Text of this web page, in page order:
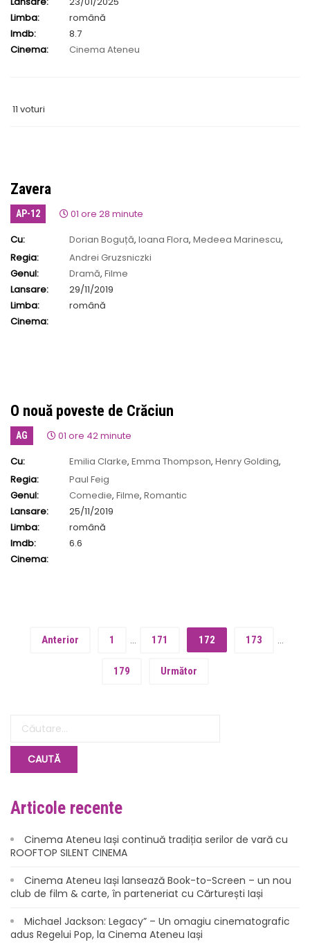
Limba:
română
Imdb:
8.7
Cinema:
Cinema Ateneu
11 voturi
Zavera
AP-12
01 ore 28 minute
Cu:
Dorian Boguță, Ioana Flora, Medeea Marinescu,
Șerban Pavlu
Regia:
Andrei Gruzsniczki
Genul:
Dramă, Filme
Lansare:
29/11/2019
Limba:
română
Cinema:
O nouă poveste de Crăciun
AG
01 ore 42 minute
Cu:
Emilia Clarke, Emma Thompson, Henry Golding,
Michelle Yeoh
Regia:
Paul Feig
Genul:
Comedie, Filme, Romantic
Lansare:
25/11/2019
Limba:
română
Imdb:
6.6
Cinema:
Anterior 1 … 171 172 173 …
179 Următor
Articole recente
Cinema Ateneu Iași continuă tradiția serilor de vară cu
ROOFTOP SILENT CINEMA
Cinema Ateneu Iași lansează Book-to-Screen – un nou
club de film & carte, în parteneriat cu Cărturești Iași
Michael Jackson: Legacy” – Un omagiu cinematografic
adus Regelui Pop, la Cinema Ateneu Iași